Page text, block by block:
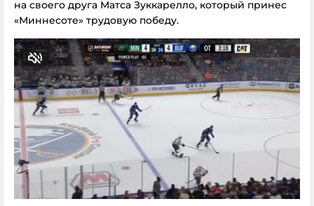
на своего друга Матса Зуккарелло, который принес
«Миннесоте» трудовую победу.